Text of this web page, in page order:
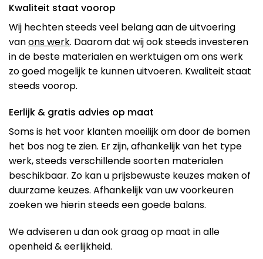
Kwaliteit staat voorop
Wij hechten steeds veel belang aan de uitvoering
vanons werk. Daarom dat wij ook steeds investeren
in de beste materialen en werktuigen om ons werk
zo goed mogelijk te kunnen uitvoeren. Kwaliteit staat
steeds voorop.
Eerlijk & gratis advies op maat
Soms is het voor klanten moeilijk om door de bomen
het bos nog te zien. Er zijn, afhankelijk van het type
werk, steeds verschillende soorten materialen
beschikbaar. Zo kan u prijsbewuste keuzes maken of
duurzame keuzes. Afhankelijk van uw voorkeuren
zoeken we hierin steeds een goede balans.
We adviseren u dan ook graag op maat in alle
openheid & eerlijkheid.